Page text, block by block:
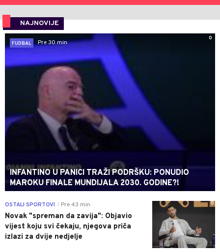
NAJNOVIJE
0
FUDBAL
Pre 30 min
INFANTINO U PANICI TRAŽI PODRŠKU: PONUDIO
MAROKU FINALE MUNDIJALA 2030. GODINE?!
0
OSTALI SPORTOVI Pre 43 min
Novak "spreman da zavija": Objavio
vijest koju svi čekaju, njegova priča
izlazi za dvije nedjelje